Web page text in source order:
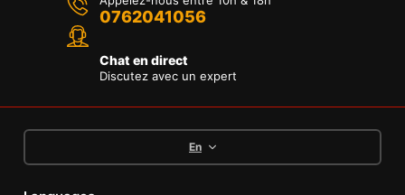
0762041056
Chat en direct
Discutez avec un expert
En